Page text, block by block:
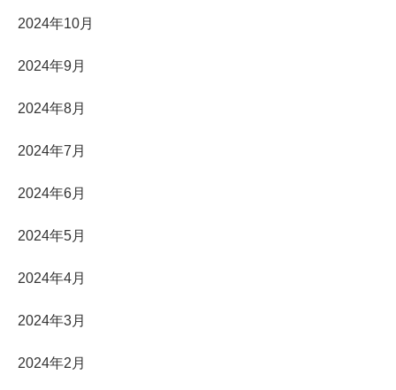
2024年10月
2024年9月
2024年8月
2024年7月
2024年6月
2024年5月
2024年4月
2024年3月
2024年2月